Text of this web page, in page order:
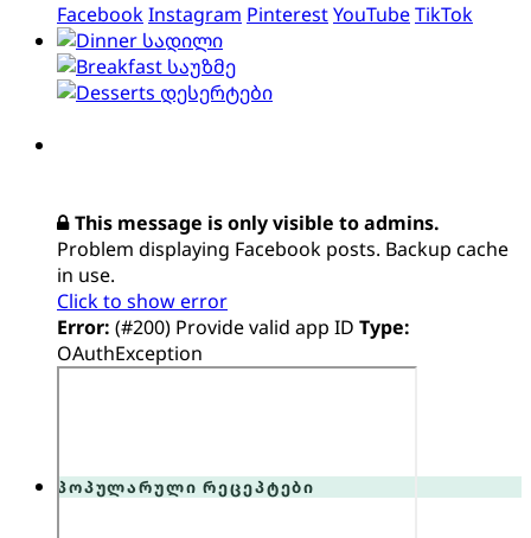
FacebookInstagram PinterestYouTubeTikTok
სადილი
საუზმე
დესერტები
This message is only visible to admins.
Problem displaying Facebook posts. Backup cache
in use.
Click to show error
Error: (#200) Provide valid app ID Type:
OAuthException
პოპულარული რეცეპტები